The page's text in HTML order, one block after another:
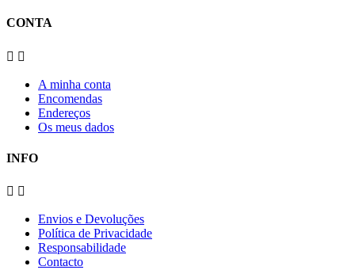
CONTA
 
A minha conta
Encomendas
Endereços
Os meus dados
INFO
 
Envios e Devoluções
Política de Privacidade
Responsabilidade
Contacto